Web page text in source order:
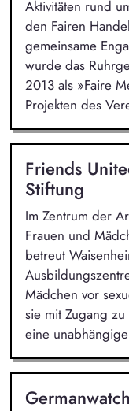
Aktivitäten rund
den Fairen
gemeinsame
wurde das
2013 als »Faire
Projekten des
Friends
Stiftung
Im Zentrum der
Frauen und
betreut
Mädchen vor
sie mit Zugang
eine